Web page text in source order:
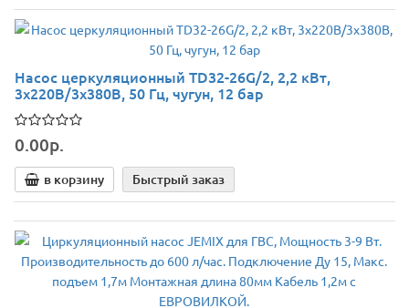
Насос церкуляционный TD32-26G/2, 2,2 кВт,
3х220В/3х380В, 50 Гц, чугун, 12 бар
0.00р.
в корзину Быстрый заказ